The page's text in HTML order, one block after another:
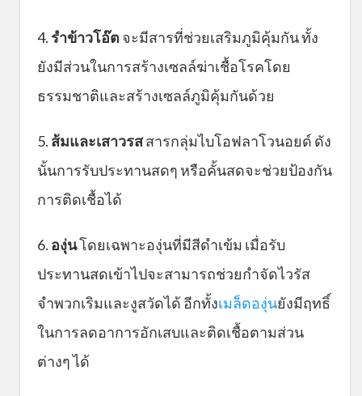
4. รำข้าวโอ๊ตจะมีสารที่ช่วยเสริมภูมิคุ้มกัน ทั้ง
ยังมีส่วนในการสร้างเซลล์ฆ่าเชื้อโรคโดย
ธรรมชาติและสร้างเซลล์ภูมิคุ้มกันด้วย
5. ส้มและเสาวรสสารกลุ่มไบโอฟลาโวนอยด์ ดัง
นั้นการรับประทานสดๆ หรือคั้นสดจะช่วยป้องกัน
การติดเชื้อได้
6. องุ่นโดยเฉพาะองุ่นที่มีสีดำเข้ม เมื่อรับ
ประทานสดเข้าไปจะสามารถช่วยกำจัดไวรัส
จำพวกเริมและงูสวัดได้ อีกทั้งเมล็ดองุ่นยังมีฤทธิ์
ในการลดอาการอักเสบและติดเชื้อตามส่วน
ต่างๆ ได้